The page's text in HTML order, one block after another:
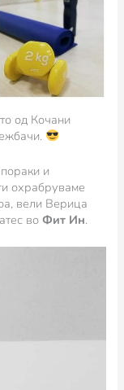
од Кочани
и
охрабруваме
вели Верица
воФит Ин.